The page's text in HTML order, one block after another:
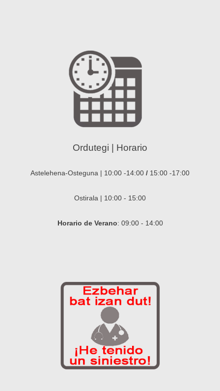
Ordutegi | Horario
Astelehena-Osteguna | 10:00 -14:00 / 15:00 -17:00
Ostirala | 10:00 - 15:00
Horario de Verano: 09:00 - 14:00